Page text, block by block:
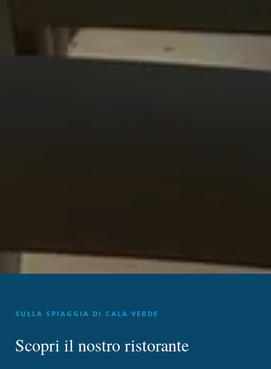
SULLA SPIAGGIA DI CALA VERDE
Scopri il nostro ristorante